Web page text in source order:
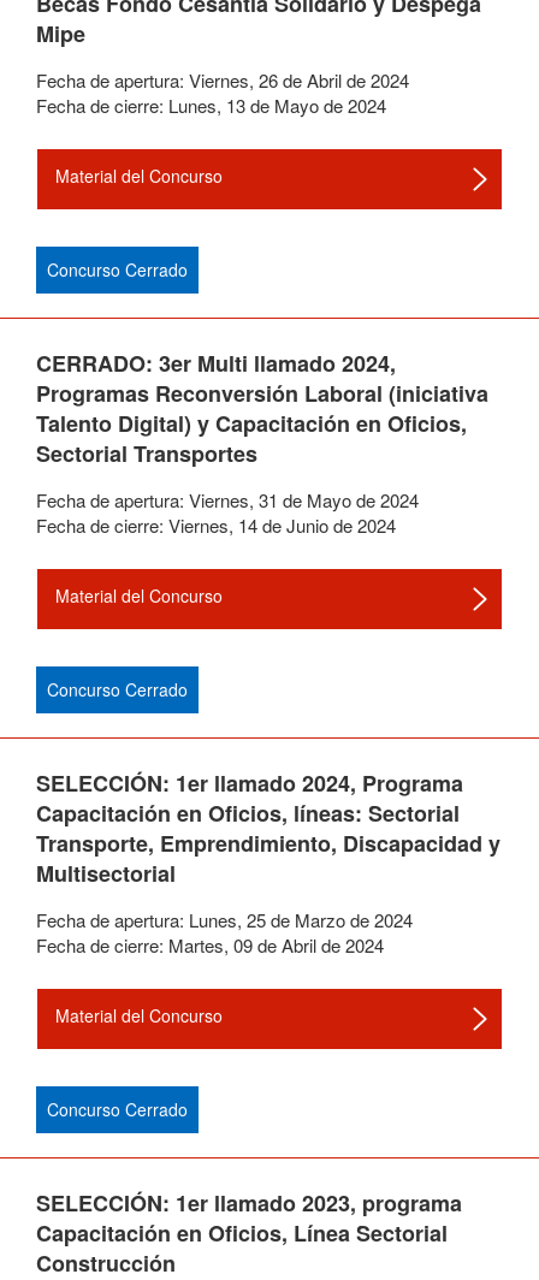
Mipe
Fecha de apertura: Viernes, 26deAbrilde2024
Fecha de cierre: Lunes, 13de Mayode2024
Material del Concurso
Concurso Cerrado
CERRADO: 3er Multi llamado 2024,
Programas Reconversión Laboral (iniciativa
Talento Digital) y Capacitación en Oficios,
Sectorial Transportes
Fecha de apertura: Viernes, 31 de Mayode2024
Fecha de cierre: Viernes, 14deJuniode2024
Material del Concurso
Concurso Cerrado
SELECCIÓN: 1er llamado 2024, Programa
Capacitación en Oficios, líneas: Sectorial
Transporte, Emprendimiento, Discapacidad y
Multisectorial
Fecha de apertura: Lunes, 25de Marzode2024
Fecha de cierre: Martes, 09deAbrilde2024
Material del Concurso
Concurso Cerrado
SELECCIÓN: 1er llamado 2023, programa
Capacitación en Oficios, Línea Sectorial
Construcción